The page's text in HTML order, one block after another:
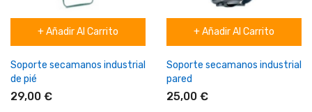
+ Añadir Al Carrito
Soporte secamanos industrial
de pié
29,00 €
+ Añadir Al Carrito
Soporte secamanos industrial
pared
25,00 €